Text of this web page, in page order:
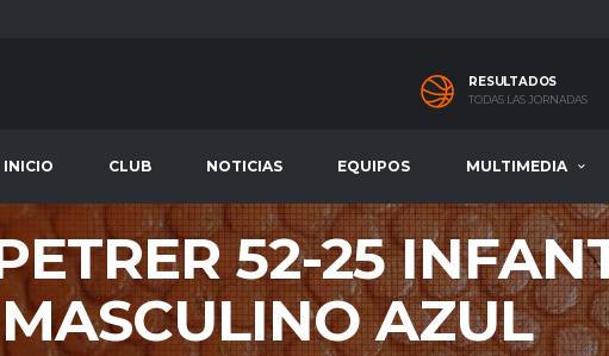
RESULTADOS
TODAS LAS JORNADAS
INICIO CLUB NOTICIAS EQUIPOS MULTIMEDIA
52-25
MASCULINO AZUL